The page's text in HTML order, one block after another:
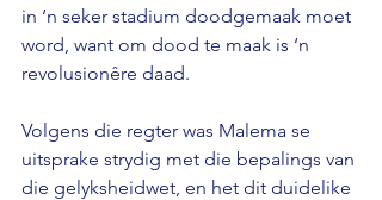
in ‘n seker stadium doodgemaak moet
word, want om dood te maak is ‘n
revolusionêre daad.
Volgens die regter was Malema se
uitsprake strydig met die bepalings van
die gelyksheidwet, en het dit duidelike